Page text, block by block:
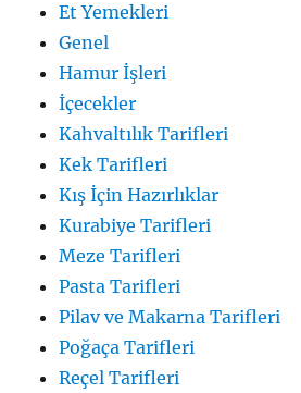
Et Yemekleri
Genel
Hamur İşleri
İçecekler
Kahvaltılık Tarifleri
Kek Tarifleri
Kış İçin Hazırlıklar
Kurabiye Tarifleri
Meze Tarifleri
Pasta Tarifleri
Pilav ve Makarna Tarifleri
Poğaça Tarifleri
Reçel Tarifleri